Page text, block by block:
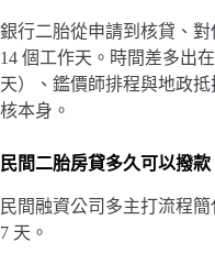
銀行二胎從申請到核貸、
14 個工作天。時間差多出
天）、鑑價師排程與地政
核本身。
民間二胎房貸多久可以撥款
民間融資公司多主打流程
7 天。